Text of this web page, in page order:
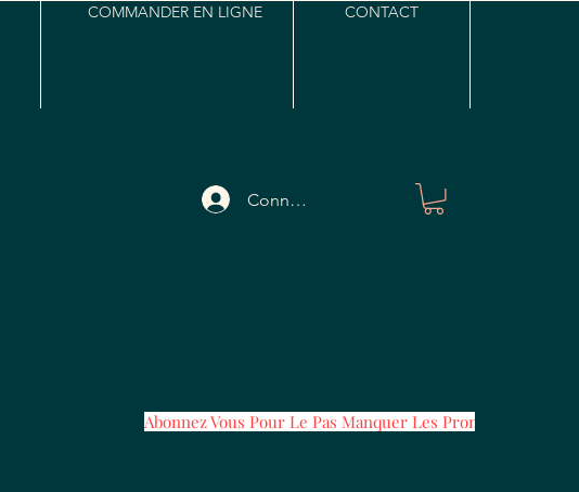
COMMANDER EN LIGNE CONTACT
Connexion
Abonnez Vous Pour Le Pas Manquer Les Promos